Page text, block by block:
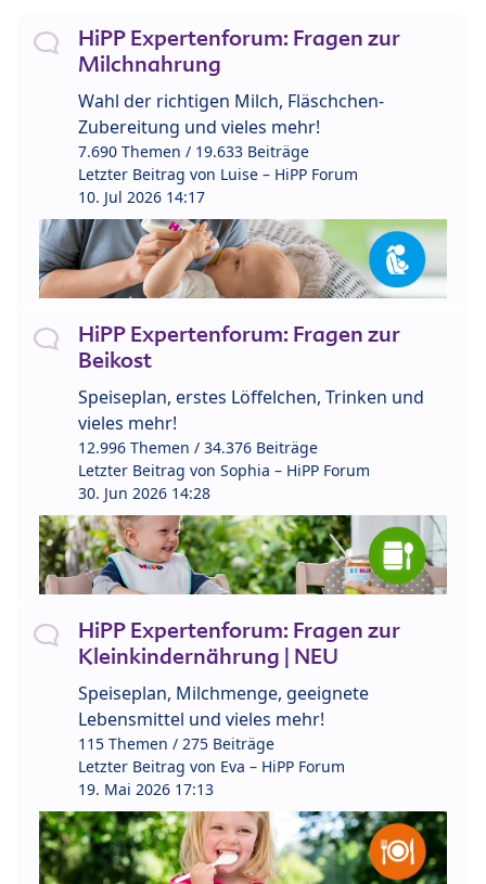
HiPP Expertenforum: Fragen zur
Milchnahrung
Wahl der richtigen Milch, Fläschchen-
Zubereitung und vieles mehr!
7.690 Themen / 19.633 Beiträge
Letzter Beitrag von Luise – HiPP Forum
10. Jul 2026 14:17
HiPP Expertenforum: Fragen zur
Beikost
Speiseplan, erstes Löffelchen, Trinken und
vieles mehr!
12.996 Themen / 34.376 Beiträge
Letzter Beitrag von Sophia – HiPP Forum
30. Jun 2026 14:28
HiPP Expertenforum: Fragen zur
Kleinkindernährung | NEU
Speiseplan, Milchmenge, geeignete
Lebensmittel und vieles mehr!
115 Themen / 275 Beiträge
Letzter Beitrag von Eva – HiPP Forum
19. Mai 2026 17:13